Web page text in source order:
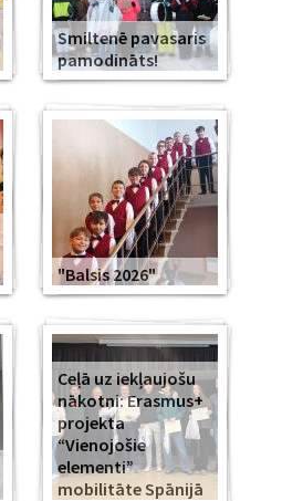
Smiltenē pavasaris
pamodināts!
"Balsis 2026"
Ceļā uz iekļaujošu
nākotni: Erasmus+
projekta
“Vienojošie
elementi”
mobilitāte Spānijā